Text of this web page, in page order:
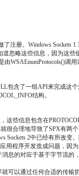
注册。Windows
道忽略这些信息，因为
WSAEnumProtocols()调
包含了一组API来完成
结构。
些信息包含在
合理地导致了SPX有两
2中已经有所改
程序开发造成问题，
息的对应于基于字节流
以通过任何合适的传